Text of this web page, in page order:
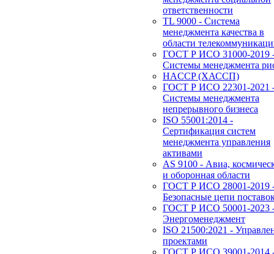
ответственности
TL 9000 - Система
менеджмента качества в
области
ГОСТ Р ИСО 31000-2019
Системы менеджмента
HACCP (ХАССП)
ГОСТ Р ИСО 22301-2021
Системы менеджмента
непрерывного бизнеса
ISO 55001:2014 -
Сертификация систем
менеджмента управления
активами
AS 9100 - Авиа,
и оборонная области
ГОСТ Р ИСО 28001-2019
Безопасные цепи
ГОСТ Р ИСО 50001-2023
Энергоменеджмент
ISO 21500:2021 -
проектами
ГОСТ Р ИСО 39001-2014